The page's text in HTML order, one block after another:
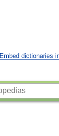
Embed dictionaries